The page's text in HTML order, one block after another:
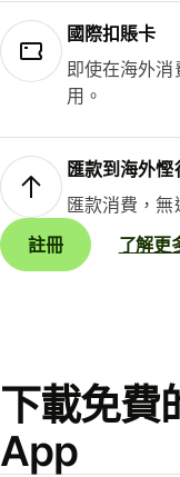
國際扣賬卡
即使在海外
用。
匯款到海外慳
匯款消費，無
註冊
了解更
下載免費
App